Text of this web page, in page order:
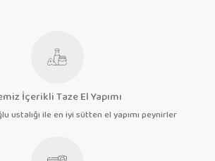
İçerikli Taze El Yapımı
ustalığı ile en iyi sütten el yapımı peynirler